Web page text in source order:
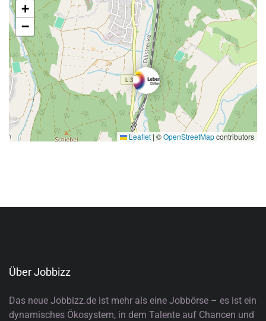
+
−
Leaflet | ©OpenStreetMapcontributors
Über Jobbizz
Das neue Jobbizz.de ist mehr als eine Jobbörse – es ist ein
dynamisches Ökosystem, in dem Talente auf Chancen und